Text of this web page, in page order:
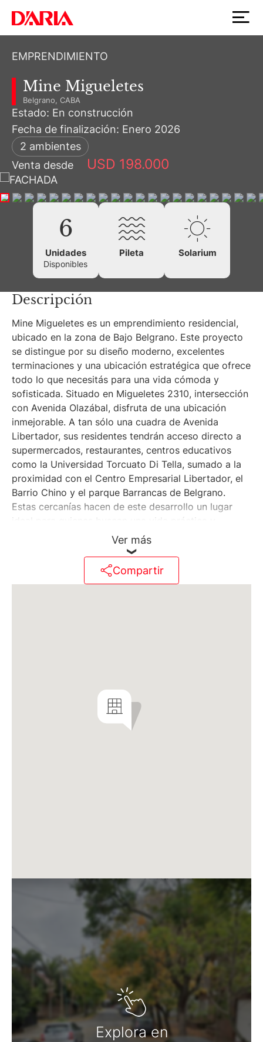
EMPRENDIMIENTO
Mine Migueletes
Belgrano, CABA
Estado: En construcción
Fecha de finalización: Enero 2026
2 ambientes
Venta desde
USD 198.000
6
Unidades
Disponibles
Pileta Solarium
Descripción
Mine Migueletes es un emprendimiento residencial,
ubicado en la zona de Bajo Belgrano. Este proyecto
se distingue por su diseño moderno, excelentes
terminaciones y una ubicación estratégica que ofrece
todo lo que necesitás para una vida cómoda y
sofisticada. Situado en Migueletes 2310, intersección
con Avenida Olazábal, disfruta de una ubicación
inmejorable. A tan sólo una cuadra de Avenida
Libertador, sus residentes tendrán acceso directo a
supermercados, restaurantes, centros educativos
como la Universidad Torcuato Di Tella, sumado a la
proximidad con el Centro Empresarial Libertador, el
Barrio Chino y el parque Barrancas de Belgrano.
Estas cercanías hacen de este desarrollo un lugar
ideal para quienes buscan una vida práctica y
Fecha de entrega: 2° quincena de enero de 2026
vida de sus residentes.
Además, ofrece amenities como piscina y solárium en
terraza. Mine Migueletes es el espacio perfecto para
aquellos que buscan una experiencia de vida
Ver más
Compartir
Explora en